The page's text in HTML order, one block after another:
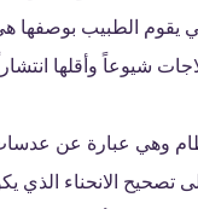
يقوم الطبيب بوصفها
شيوعاً وأقلها
وهي عبارة عن
تصحيح الانحناء الذي